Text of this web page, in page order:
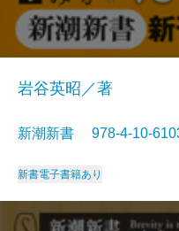
岩谷英昭／著
新潮新書 978-4-10-
新書電子書籍あり